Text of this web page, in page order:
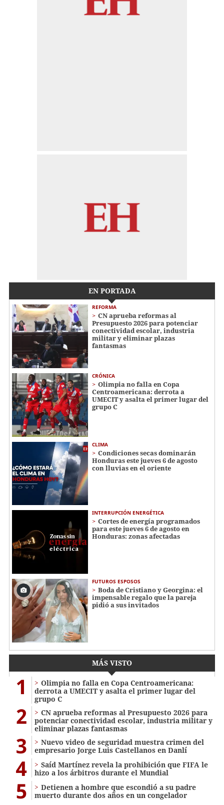
EN PORTADA
REFORMA
CN aprueba reformas al
Presupuesto 2026 para potenciar
conectividad escolar, industria
militar y eliminar plazas
fantasmas
CRÓNICA
Olimpia no falla en Copa
Centroamericana: derrota a
UMECIT y asalta el primer lugar del
grupo C
CLIMA
Condiciones secas dominarán
Honduras este jueves 6 de agosto
con lluvias en el oriente
INTERRUPCIÓN ENERGÉTICA
Cortes de energía programados
para este jueves 6 de agosto en
Honduras: zonas afectadas
FUTUROS ESPOSOS
Boda de Cristiano y Georgina: el
impensable regalo que la pareja
pidió a sus invitados
MÁS VISTO
1
Olimpia no falla en Copa Centroamericana:
derrota a UMECIT y asalta el primer lugar del
grupo C
2
CN aprueba reformas al Presupuesto 2026 para
potenciar conectividad escolar, industria militar y
eliminar plazas fantasmas
3
Nuevo video de seguridad muestra crimen del
empresario Jorge Luis Castellanos en Danlí
4
Saíd Martínez revela la prohibición que FIFA le
hizo a los árbitros durante el Mundial
5
Detienen a hombre que escondió a su padre
muerto durante dos años en un congelador